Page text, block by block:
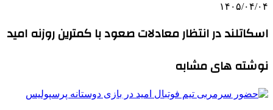
۱۴۰۵/۰۴/۰۴
اسکاتلند در انتظار معادلات صعود با کمترین روزنه امید
نوشته های مشابه